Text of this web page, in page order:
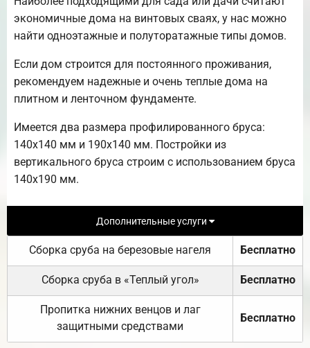
экономичные дома на винтовых сваях, у нас можно
найти одноэтажные и полуторатажные типы домов.
Если дом строится для постоянного проживания,
рекомендуем надежные и очень теплые дома на
плитном и ленточном фундаменте.
Имеется два размера профилированного бруса:
140х140 мм и 190х140 мм. Постройки из
вертикального бруса строим с использованием бруса
140х190 мм.
Дополнительные услуги
Сборка сруба на березовые нагеля Бесплатно
Сборка сруба в «Теплый угол» Бесплатно
Пропитка нижних венцов и лаг
защитными средствами
Бесплатно